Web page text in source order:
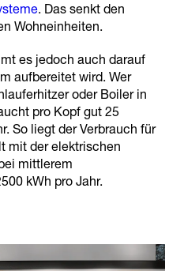
. Das senkt den
Wohneinheiten.
es jedoch auch darauf
aufbereitet wird. Wer
oder Boiler in
pro Kopf gut 25
So liegt der Verbrauch für
mit der elektrischen
mittlerem
kWh pro Jahr.